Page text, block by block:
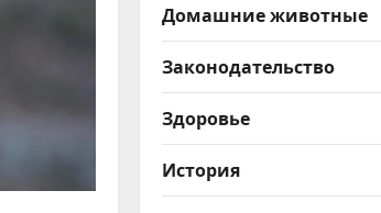
Домашние животные
Законодательство
Здоровье
История